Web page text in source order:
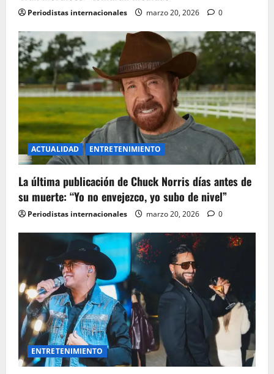
Periodistas internacionales marzo 20, 2026 0
ACTUALIDAD ENTRETENIMIENTO
La última publicación de Chuck Norris días antes de
su muerte: “Yo no envejezco, yo subo de nivel”
Periodistas internacionales marzo 20, 2026 0
ENTRETENIMIENTO